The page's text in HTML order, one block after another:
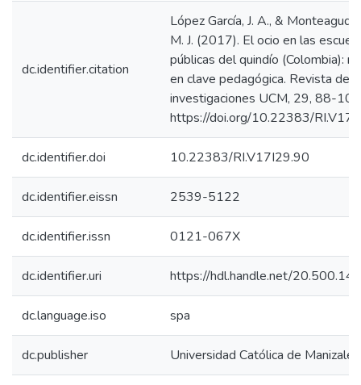
dc.identifier.citation
López García, J. A., &
M. J. (2017). El ocio en las
públicas del quindío (Colombia):
en clave pedagógica. Revista de
investigaciones UCM, 29, 88-
https://doi.org/10.22383/
dc.identifier.doi 10.22383/RI.V17I29.90
dc.identifier.eissn 2539-5122
dc.identifier.issn 0121-067X
dc.identifier.uri https://hdl.handle.net/
dc.language.iso spa
dc.publisher Universidad Católica de Manizales